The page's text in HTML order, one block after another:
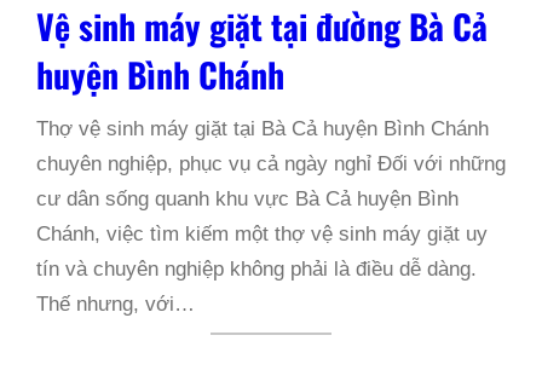
Vệ sinh máy giặt tại đường Bà Cả
huyện Bình Chánh
Thợ vệ sinh máy giặt tại Bà Cả huyện Bình Chánh
chuyên nghiệp, phục vụ cả ngày nghỉ Đối với những
cư dân sống quanh khu vực Bà Cả huyện Bình
Chánh, việc tìm kiếm một thợ vệ sinh máy giặt uy
tín và chuyên nghiệp không phải là điều dễ dàng.
Thế nhưng, với…